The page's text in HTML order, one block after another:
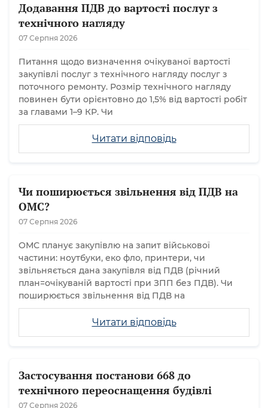
Додавання ПДВ до вартості послуг з
технічного нагляду
07 Серпня 2026
Читати відповідь
Питання щодо визначення очікуваної вартості
закупівлі послуг з технічного нагляду послуг з
поточного ремонту. Розмір технічного нагляду
повинен бути орієнтовно до 1,5% від вартості робіт
за главами 1–9 КР. Чи
Чи поширюється звільнення від ПДВ на
ОМС?
07 Серпня 2026
Читати відповідь
ОМС планує закупівлю на запит військової
частини: ноутбуки, еко фло, принтери, чи
звільняється дана закупівля від ПДВ (річний
план=очікуваній вартості при ЗПП без ПДВ). Чи
поширюється звільнення від ПДВ на
Застосування постанови 668 до
технічного переоснащення будівлі
07 Серпня 2026